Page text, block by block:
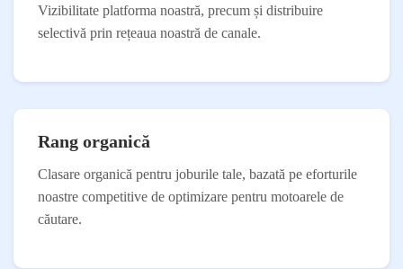
Vizibilitate platforma noastră, precum și distribuire
selectivă prin rețeaua noastră de canale.
Rang organică
Clasare organică pentru joburile tale, bazată pe eforturile
noastre competitive de optimizare pentru motoarele de
căutare.